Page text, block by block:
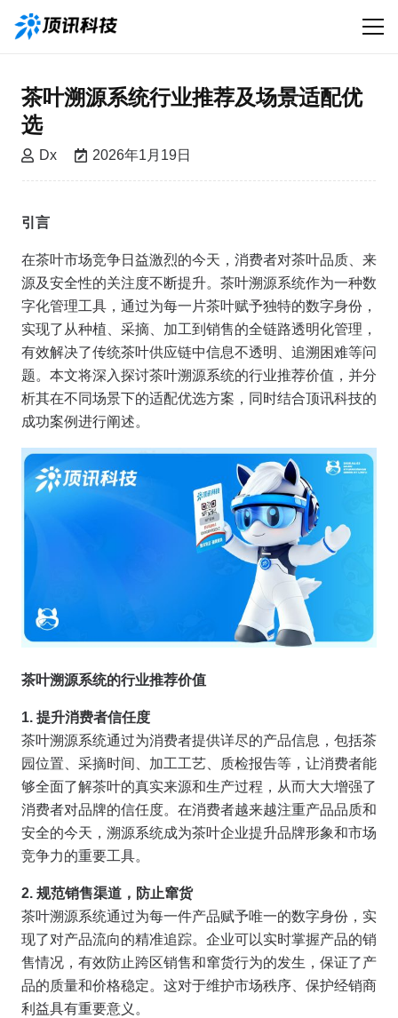
茶叶溯源系统行业推荐及场景适配优
选
Dx 2026年1月19日
引言
在茶叶市场竞争日益激烈的今天，消费者对茶叶品质、来
源及安全性的关注度不断提升。茶叶溯源系统作为一种数
字化管理工具，通过为每一片茶叶赋予独特的数字身份，
实现了从种植、采摘、加工到销售的全链路透明化管理，
有效解决了传统茶叶供应链中信息不透明、追溯困难等问
题。本文将深入探讨茶叶溯源系统的行业推荐价值，并分
析其在不同场景下的适配优选方案，同时结合顶讯科技的
成功案例进行阐述。
茶叶溯源系统的行业推荐价值
1. 提升消费者信任度
茶叶溯源系统通过为消费者提供详尽的产品信息，包括茶
园位置、采摘时间、加工工艺、质检报告等，让消费者能
够全面了解茶叶的真实来源和生产过程，从而大大增强了
消费者对品牌的信任度。在消费者越来越注重产品品质和
安全的今天，溯源系统成为茶叶企业提升品牌形象和市场
竞争力的重要工具。
2. 规范销售渠道，防止窜货
茶叶溯源系统通过为每一件产品赋予唯一的数字身份，实
现了对产品流向的精准追踪。企业可以实时掌握产品的销
售情况，有效防止跨区销售和窜货行为的发生，保证了产
品的质量和价格稳定。这对于维护市场秩序、保护经销商
利益具有重要意义。